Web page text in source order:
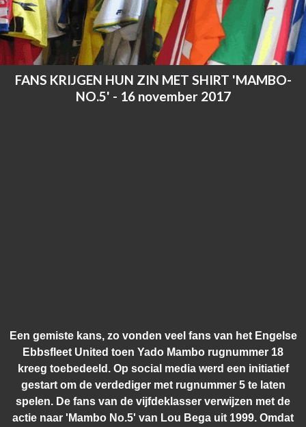
FANS KRIJGEN HUN ZIN MET SHIRT 'MAMBO-
NO.5' - 16 november 2017
Een gemiste kans, zo vonden veel fans van het Engelse
Ebbsfleet United toen Yado Mambo rugnummer 18
kreeg toebedeeld. Op social media werd een initiatief
gestart om de verdediger met rugnummer 5 te laten
spelen. De fans van de vijfdeklasser verwijzen met de
actie naar 'Mambo No.5' van Lou Bega uit 1999. Omdat